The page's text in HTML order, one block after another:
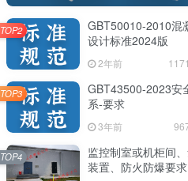
GBT50010-2010混
设计标准2024版
2年前
TOP2
GBT43500-2023安
系-要求
3年前
TOP3
监控制室或机柜间
装置、防火防爆要求
TOP4
GBT50010-2010混
设计标准2024版
2年前
TOP2
GBT43500-2023安
系-要求
3年前
TOP3
监控制室或机柜间
装置、防火防爆要求
TOP4